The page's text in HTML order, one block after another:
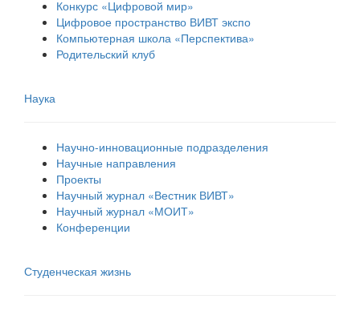
Конкурс «Цифровой мир»
Цифровое пространство ВИВТ экспо
Компьютерная школа «Перспектива»
Родительский клуб
Наука
Научно-инновационные подразделения
Научные направления
Проекты
Научный журнал «Вестник ВИВТ»
Научный журнал «МОИТ»
Конференции
Студенческая жизнь